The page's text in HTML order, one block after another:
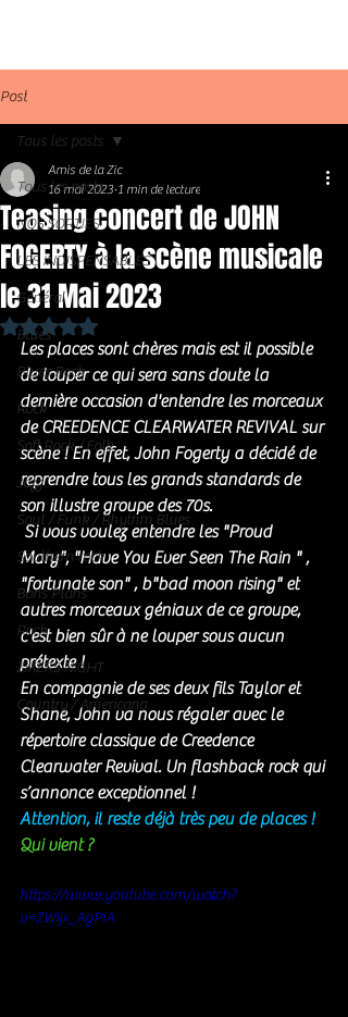
Post
Tous les posts
NOS SORTIES
LES INDISPENSABLES
Général
Blues
Blues Rock
Rock
Soft Rock / Folk
Jazz
Soul / Funk / Rhythm Blues
Southern rock
Bons Plans
Rock
ZIKERS NIGHT
Country / Americana
Tous les posts
Teasing concert de JOHN
FOGERTY à la scène musicale
le 31 Mai 2023
Amis de la Zic
16 mai 2023 1 min de lecture
Noté NaN étoiles sur 5.
Les places sont chères mais est il possible
de louper ce qui sera sans doute la
dernière occasion d'entendre les morceaux
de CREEDENCE CLEARWATER REVIVAL sur
scène ! En effet, John Fogerty a décidé de
reprendre tous les grands standards de
son illustre groupe des 70s.
Mary", "Have You Ever Seen The Rain " ,
"fortunate son" , b"bad moon rising" et
autres morceaux géniaux de ce groupe,
c'est bien sûr à ne louper sous aucun
prétexte !
En compagnie de ses deux fils Taylor et
Shane, John va nous régaler avec le
répertoire classique de Creedence
Clearwater Revival. Un flashback rock qui
s’annonce exceptionnel !
Attention, il reste déjà très peu de places !
Qui vient ?
https://www.youtube.com/watch?
v=ZWijx_AgPiA